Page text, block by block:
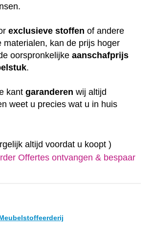
exclusieve stoffen of andere
materialen, kan de prijs hoger
oorspronkelijke aanschafprijs
.
kant garanderen wij altijd
weet u precies wat u in huis
altijd voordat u koopt )
Offertes ontvangen & bespaar